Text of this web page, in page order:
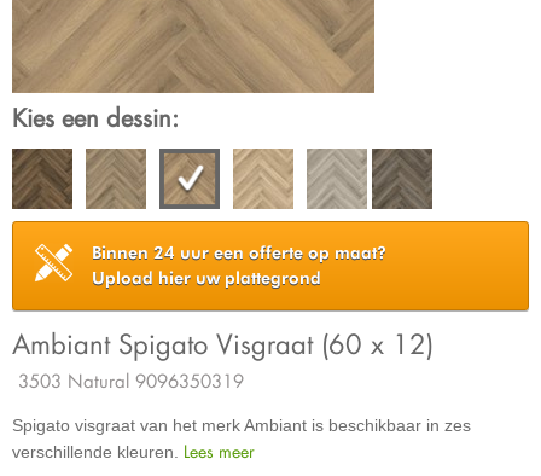
Kies een dessin:
Binnen 24 uur een offerte op maat?
Upload hier uw plattegrond
Ambiant Spigato Visgraat (60 x 12)
3503 Natural 9096350319
Spigato visgraat van het merk Ambiant is beschikbaar in zes
verschillende kleuren. Lees meer